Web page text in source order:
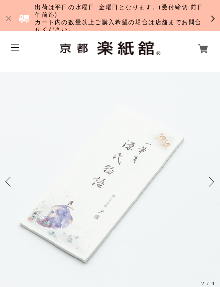
出荷は平日の水曜日･金曜日となります。(受付締切:前日
午前迄)
カート内の数量以上ご購入希望の場合は店舗までお問合
せください。
2 /4